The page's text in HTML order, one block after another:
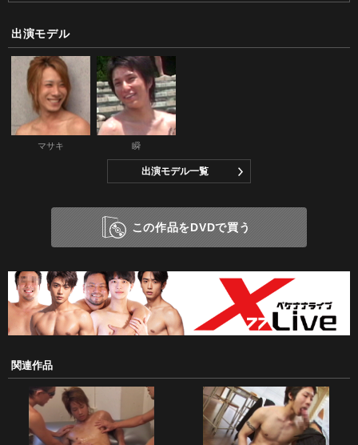
出演モデル
マサキ 瞬
出演モデル一覧
この作品をDVDで買う
関連作品